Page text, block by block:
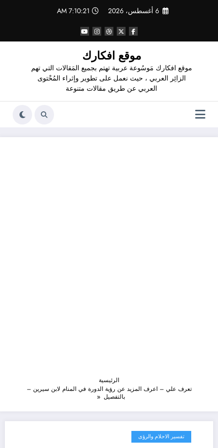
6 أغسطس، 2026 7:10:22 AM
موقع افكارك
موقع افكارك مَوسُوعة عربية تهتم بجميع المَقالات التي تهم
الزائِر العربي ، حيث نعمل على تطوير وإثراء المُحْتوى
العربي عن طريق مقالات متنوعة
الرئيسية
تعرف علي – اعرف المزيد عن رؤية الدورة في المنام لابن سيرين –
بالتفصيل
تفسير الاحلام والرؤى